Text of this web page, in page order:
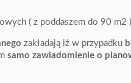
zakładają iż w przypadku
samo zawiadomienie o